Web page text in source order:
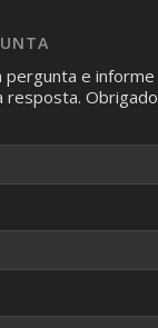
fotografada.
pergunta e
resposta.